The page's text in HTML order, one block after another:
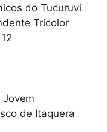
do Tucuruvi
Tricolor
de Itaquera